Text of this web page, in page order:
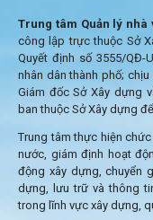
Trung tâm Quản lý nhà
công lập trực thuộc Sở
Quyết định số 3555/QĐ-
nhân dân thành phố;
Giám đốc Sở Xây dựng
ban thuộc Sở Xây dựng
Trung tâm thực hiện
nước, giám định hoạt
động xây dựng, chuyển
dựng, lưu trữ và thông
trong lĩnh vực xây dựng,